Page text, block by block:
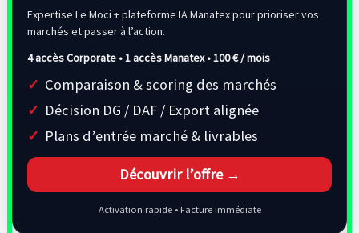
Expertise Le Moci + plateforme IA Manatex pour prioriser vos
marchés et passer à l’action.
4 accès Corporate • 1 accès Manatex •100 € / mois
Comparaison & scoring des marchés
Décision DG / DAF / Export alignée
Plans d’entrée marché & livrables
Découvrir l’offre →
Activation rapide • Facture immédiate